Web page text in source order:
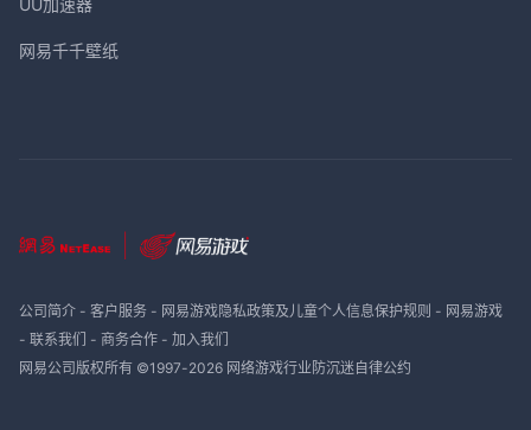
网易千千壁纸
公司简介- 客户服务- 网易游戏隐私政策及儿童个人信息保护规则 - 网易游戏
- 联系我们 - 商务合作- 加入我们
网易公司版权所有 ©1997-2026 网络游戏行业防沉迷自律公约